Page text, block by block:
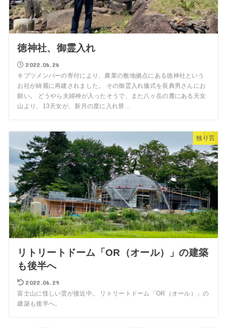
徳神社、御霊入れ
2022.06.26
キブツメンバーの寄付により、農業の敷地拠点にある徳神社という
お社が綺麗に再建されました。 その御霊入れ儀式を長典男さんにお
願い。 どうやら夫婦神が入ったそうで、また八ヶ岳の麓にある天女
山より、13天女が、新月の度に入れ替…
独り言
リトリートドーム「OR（オール）」の建築
も後半へ
2022.06.29
富士山に怪しい雲が接近中。 リトリートドーム「OR（オール）」の
建築も後半へ。